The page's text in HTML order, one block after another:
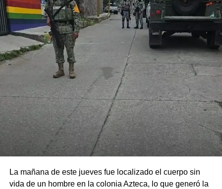
La mañana de este jueves fue localizado el cuerpo sin
vida de un hombre en la colonia Azteca, lo que generó la